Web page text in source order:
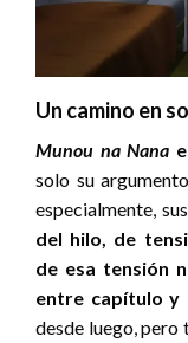
Un camino en
Munou na Nana
solo su
especialmente,
del hilo, de
de esa tensión
entre capítulo y
desde luego, pero